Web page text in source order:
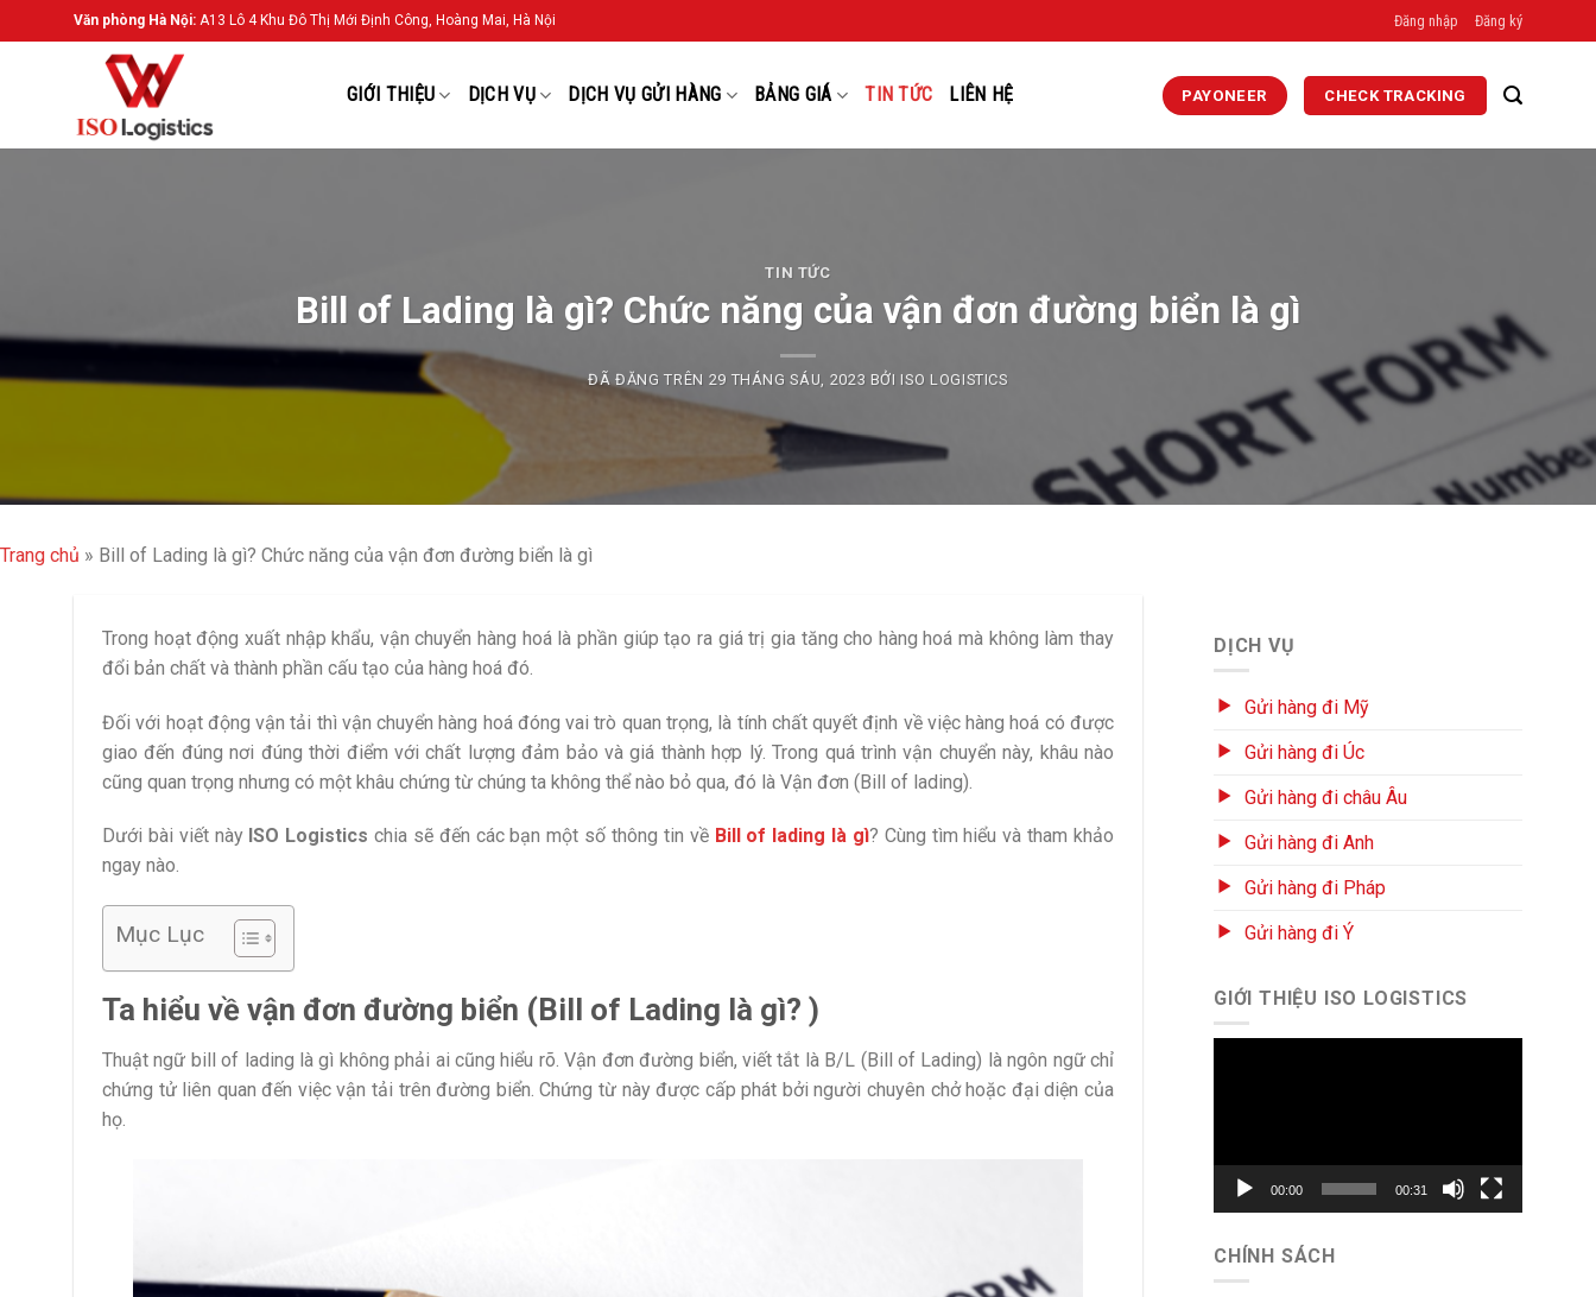
đến
Văn phòng Hà Nội: A13 Lô 4 Khu Đô Thị Mới Định Công, Hoàng Mai, Hà Nội Đăng nhập Đăng ký
GIỚI THIỆU DỊCH VỤ DỊCH VỤ GỬI HÀNG BẢNG GIÁ TIN TỨC LIÊN HỆ PAYONEER CHECK TRACKING
TIN TỨC
Bill of Lading là gì? Chức năng của vận đơn đường biển là gì
ĐÃ ĐĂNG TRÊN 29 THÁNG SÁU, 2023 BỞI ISO LOGISTICS
Trang chủ » Bill of Lading là gì? Chức năng của vận đơn đường biển là gì
Trong hoạt động xuất nhập khẩu, vận chuyển hàng hoá là phần giúp tạo ra giá trị gia tăng cho hàng hoá mà không làm thay
đổi bản chất và thành phần cấu tạo của hàng hoá đó.
Đối với hoạt động vận tải thì vận chuyển hàng hoá đóng vai trò quan trọng, là tính chất quyết định về việc hàng hoá có được
giao đến đúng nơi đúng thời điểm với chất lượng đảm bảo và giá thành hợp lý. Trong quá trình vận chuyển này, khâu nào
cũng quan trọng nhưng có một khâu chứng từ chúng ta không thể nào bỏ qua, đó là Vận đơn (Bill of lading).
Dưới bài viết này ISO Logistics chia sẽ đến các bạn một số thông tin về Bill of lading là gì? Cùng tìm hiểu và tham khảo
ngay nào.
Mục Lục
Ta hiểu về vận đơn đường biển (Bill of Lading là gì? )
Thuật ngữ bill of lading là gì không phải ai cũng hiểu rõ. Vận đơn đường biển, viết tắt là B/L (Bill of Lading) là ngôn ngữ chỉ
chứng tử liên quan đến việc vận tải trên đường biển. Chứng từ này được cấp phát bởi người chuyên chở hoặc đại diện của
họ.
DỊCH VỤ
Gửi hàng đi Mỹ
Gửi hàng đi Úc
Gửi hàng đi châu Âu
Gửi hàng đi Anh
Gửi hàng đi Pháp
Gửi hàng đi Ý
GIỚI THIỆU ISO LOGISTICS
00:00 00:31
CHÍNH SÁCH